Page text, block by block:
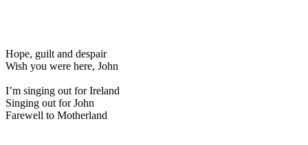
Hope, guilt and despair
Wish you were here, John
I’m singing out for Ireland
Singing out for John
Farewell to Motherland